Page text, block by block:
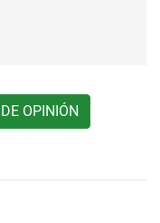
OPINIÓN